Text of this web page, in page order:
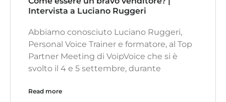
Intervista a Luciano Ruggeri
Abbiamo conosciuto Luciano Ruggeri,
Personal Voice Trainer e formatore, al Top
Partner Meeting di VoipVoice che si è
svolto il 4 e 5 settembre, durante
Read more